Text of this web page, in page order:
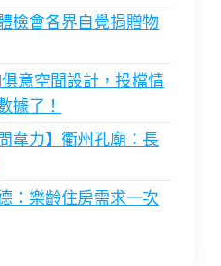
檢會各界自覺捐贈物
俱意空間設計，投檔情
據了！
韋力】衢州孔廟：長
：樂齡住房需求一次